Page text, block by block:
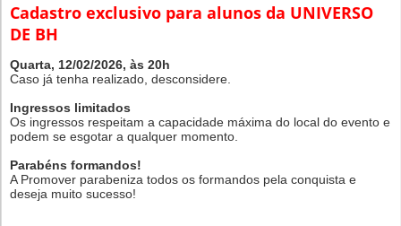
Cadastro exclusivo para alunos da UNIVERSO
DE BH
Quarta, 12/02/2026, às 20h
Caso já tenha realizado, desconsidere.
Ingressos limitados
Os ingressos respeitam a capacidade máxima do local do evento e
podem se esgotar a qualquer momento.
Parabéns formandos!
A Promover parabeniza todos os formandos pela conquista e
deseja muito sucesso!